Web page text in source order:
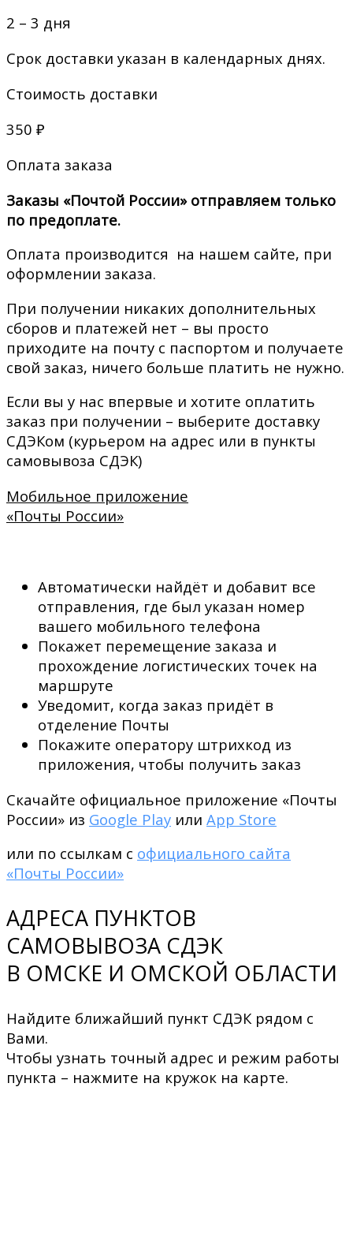
2 – 3 дня
Срок доставки указан в календарных днях.
Стоимость доставки
350 ₽
Оплата заказа
Заказы «Почтой России» отправляем только
по предоплате.
Оплата производится на нашем сайте, при
оформлении заказа.
При получении никаких дополнительных
сборов и платежей нет – вы просто
приходите на почту с паспортом и получаете
свой заказ, ничего больше платить не нужно.
Если вы у нас впервые и хотите оплатить
заказ при получении – выберите доставку
СДЭКом (курьером на адрес или в пункты
самовывоза СДЭК)
Мобильное приложение
«Почты России»
Автоматически найдёт и добавит все
отправления, где был указан номер
вашего мобильного телефона
Покажет перемещение заказа и
прохождение логистических точек на
маршруте
Уведомит, когда заказ придёт в
отделение Почты
Покажите оператору штрихкод из
приложения, чтобы получить заказ
Скачайте официальное приложение «Почты
России» из Google Play или App Store
или по ссылкам с официального сайта
«Почты России»
АДРЕСА ПУНКТОВ
САМОВЫВОЗА СДЭК
В ОМСКЕ И ОМСКОЙ ОБЛАСТИ
Найдите ближайший пункт СДЭК рядом с
Вами.
Чтобы узнать точный адрес и режим работы
пункта – нажмите на кружок на карте.